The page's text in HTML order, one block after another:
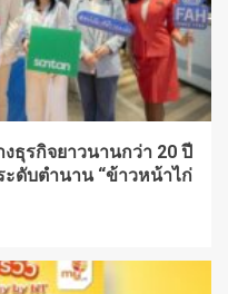
ธุรกิจยาวนานกว่า 20 ปี
ะดับตำนาน “ข้าวหน้าไก่